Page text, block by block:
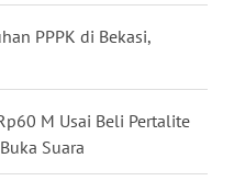
PPPK di Bekasi,
M Usai Beli Pertalite
Suara